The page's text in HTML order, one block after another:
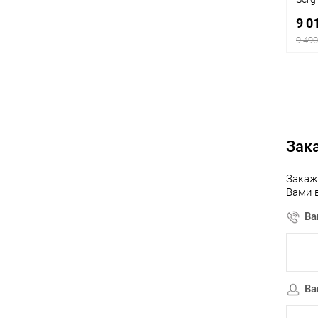
9
9
Вами